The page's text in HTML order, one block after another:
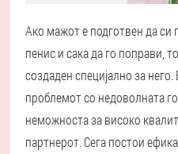
Ако мажот е подготвен да си
пенис и сака да го поправи,
создаден специјално за
проблемот со недоволната
неможноста за високо
партнерот. Сега постои